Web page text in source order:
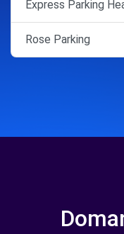
Express Parking
Rose Parking